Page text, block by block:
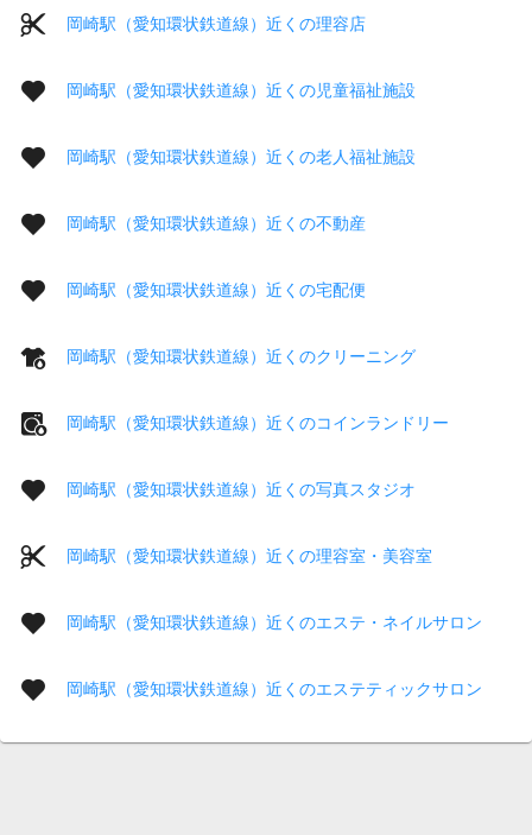
岡崎駅（愛知環状鉄道線）近くの理容店
岡崎駅（愛知環状鉄道線）近くの児童福祉施設
岡崎駅（愛知環状鉄道線）近くの老人福祉施設
岡崎駅（愛知環状鉄道線）近くの不動産
岡崎駅（愛知環状鉄道線）近くの宅配便
岡崎駅（愛知環状鉄道線）近くのクリーニング
岡崎駅（愛知環状鉄道線）近くのコインランドリー
岡崎駅（愛知環状鉄道線）近くの写真スタジオ
岡崎駅（愛知環状鉄道線）近くの理容室・美容室
岡崎駅（愛知環状鉄道線）近くのエステ・ネイルサロン
岡崎駅（愛知環状鉄道線）近くのエステティックサロン